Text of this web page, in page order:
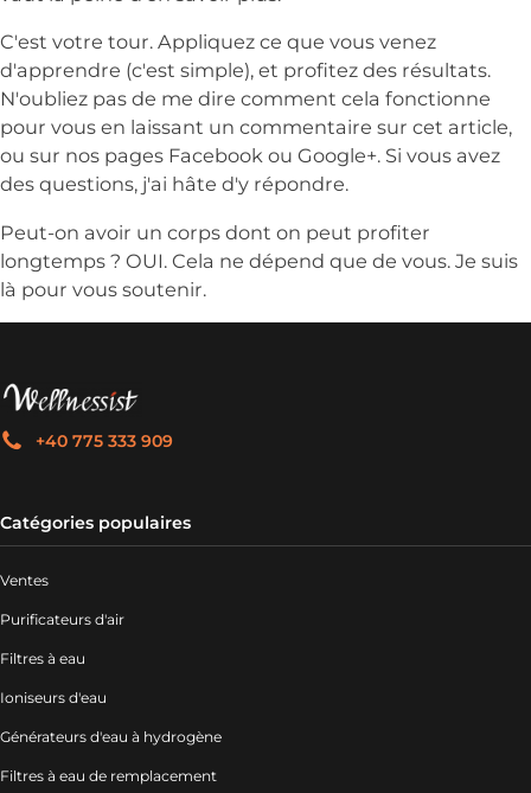
C'est votre tour. Appliquez ce que vous venez
d'apprendre (c'est simple), et profitez des résultats.
N'oubliez pas de me dire comment cela fonctionne
pour vous en laissant un commentaire sur cet article,
ou sur nos pages Facebook ou Google+. Si vous avez
des questions, j'ai hâte d'y répondre.
Peut-on avoir un corps dont on peut profiter
longtemps ? OUI. Cela ne dépend que de vous. Je suis
là pour vous soutenir.
+40 775 333 909
Catégories populaires
Ventes
Purificateurs d'air
Filtres à eau
Ioniseurs d'eau
Générateurs d'eau à hydrogène
Filtres à eau de remplacement